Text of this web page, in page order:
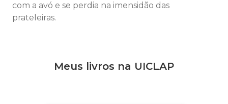
com a avó e se perdia na imensidão das
prateleiras.
Meus livros na UICLAP